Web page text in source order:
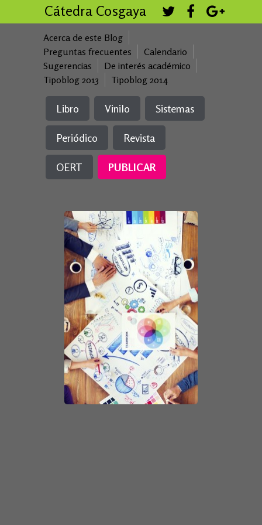
Cátedra Cosgaya
Acerca de este Blog
Preguntas frecuentes
Calendario
Sugerencias
De interés académico
Tipoblog 2013
Tipoblog 2014
Libro Vinilo Sistemas
Periódico Revista
OERT PUBLICAR